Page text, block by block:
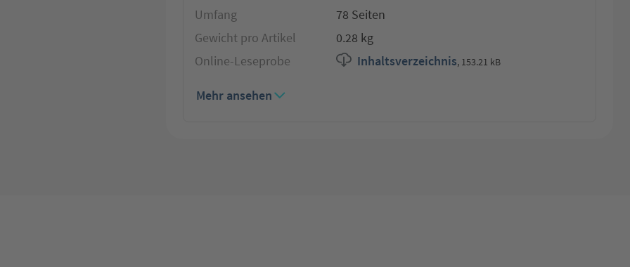
Umfang
78 Seiten
Gewicht pro Artikel
0.28 kg
Online-Leseprobe
Inhaltsverzeichnis, 153.21 kB
Mehr ansehen